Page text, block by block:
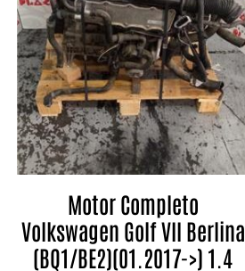
Motor Completo
Volkswagen Golf VII Berlina
(BQ1/BE2)(01.2017->) 1.4